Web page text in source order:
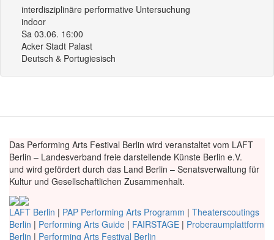
interdisziplinäre performative Untersuchung
indoor
Sa 03.06. 16:00
Acker Stadt Palast
Deutsch & Portugiesisch
Das Performing Arts Festival Berlin wird veranstaltet vom LAFT
Berlin – Landesverband freie darstellende Künste Berlin e.V.
und wird gefördert durch das Land Berlin – Senatsverwaltung für
Kultur und Gesellschaftlichen Zusammenhalt.
LAFT Berlin | PAP Performing Arts Programm | Theaterscoutings
Berlin | Performing Arts Guide | FAIRSTAGE | Proberaumplattform
Berlin | Performing Arts Festival Berlin